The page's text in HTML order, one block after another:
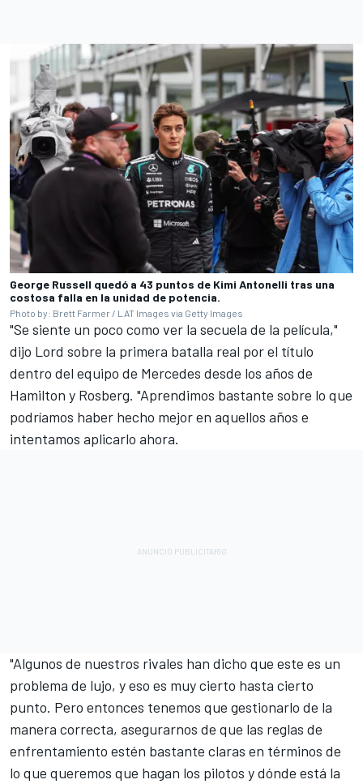
George Russell quedó a 43 puntos de Kimi Antonelli tras una
costosa falla en la unidad de potencia.
Photo by: Brett Farmer / LAT Images via Getty Images
"Se siente un poco como ver la secuela de la película,"
dijo Lord sobre la primera batalla real por el título
dentro del equipo de Mercedes desde los años de
Hamilton y Rosberg. "Aprendimos bastante sobre lo que
podríamos haber hecho mejor en aquellos años e
intentamos aplicarlo ahora.
"Algunos de nuestros rivales han dicho que este es un
problema de lujo, y eso es muy cierto hasta cierto
punto. Pero entonces tenemos que gestionarlo de la
manera correcta, asegurarnos de que las reglas de
enfrentamiento estén bastante claras en términos de
lo que queremos que hagan los pilotos y dónde está la